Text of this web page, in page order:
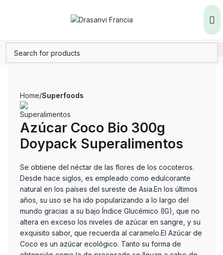
Home Superfoods
Azúcar Coco Bio 300g
Doypack Superalimentos
Se obtiene del néctar de las flores de los cocoteros.
Desde hace siglos, es empleado como edulcorante
natural en los países del sureste de Asia.En los últimos
años, su uso se ha ido popularizando a lo largo del
mundo gracias a su bajo Índice Glucémico (IG), que no
altera en exceso los niveles de azúcar en sangre, y su
exquisito sabor, que recuerda al caramelo.El Azúcar de
Coco es un azúcar ecológico. Tanto su forma de